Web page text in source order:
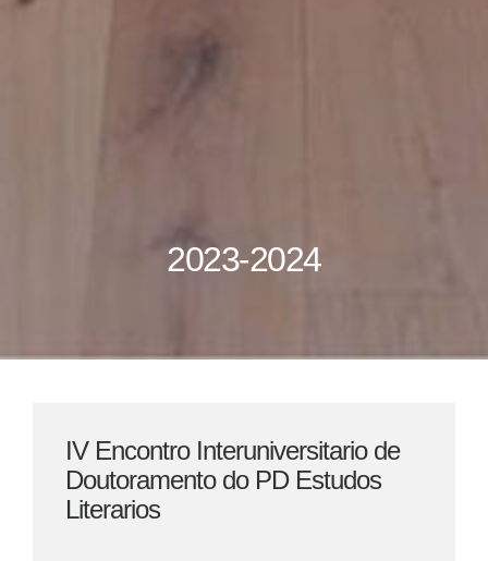
2023-2024
IV Encontro Interuniversitario de
Doutoramento do PD Estudos
Literarios